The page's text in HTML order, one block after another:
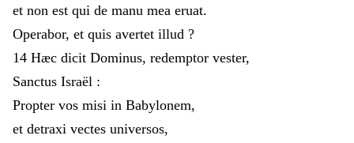
et non est qui de manu mea eruat.
Operabor, et quis avertet illud ?
14 Hæc dicit Dominus, redemptor vester,
Sanctus Israël :
Propter vos misi in Babylonem,
et detraxi vectes universos,